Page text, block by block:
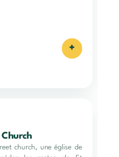
+
church, une église de